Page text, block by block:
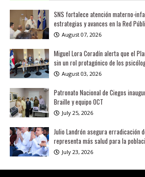
SNS fortalece atención materno-
estrategias y avances en la Red
August 07, 2026
Miguel Lora Coradín alerta que el
sin un rol protagónico de los
August 03, 2026
Patronato Nacional de Ciegos
Braille y equipo OCT
July 25, 2026
Julio Landrón asegura erradicación
representa más salud para la
July 23, 2026